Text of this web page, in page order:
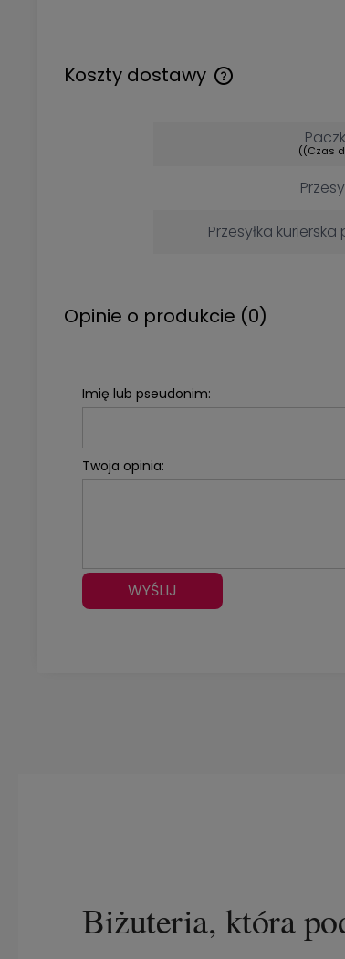
Koszty dostawy
kosztów płatności
((Czas
Przesyłka
Opinie o produkcie (0)
Imię lub pseudonim:
Twoja opinia:
WYŚLIJ
Biżuteria, która